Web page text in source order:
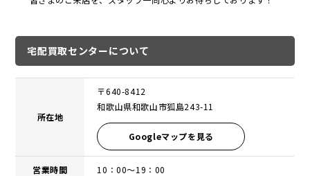
宅配買取センターについて
所在地
〒640-8412
和歌山県和歌山市狐島243-11
Googleマップを見る
営業時間 10：00〜19：00